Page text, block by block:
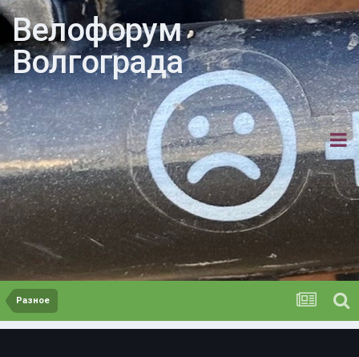
Велофорум
Волгограда
Разное